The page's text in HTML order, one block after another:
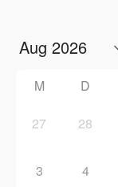
M D
27 28
3 4